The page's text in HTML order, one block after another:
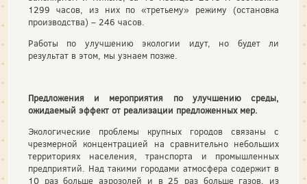
1299 часов, из них по «третьему» режиму (остановка
производства) – 246 часов.
Работы по улучшению экологии идут, но будет ли
результат в этом, мы узнаем позже.
Предложения и мероприятия по улучшению среды,
ожидаемый эффект от реализации предложенных мер.
Экологические проблемы крупных городов связаны с
чрезмерной концентрацией на сравнительно небольших
территориях населения, транспорта и промышленных
предприятий. Над такими городами атмосфера содержит в
10 раз больше аэрозолей и в 25 раз больше газов, из